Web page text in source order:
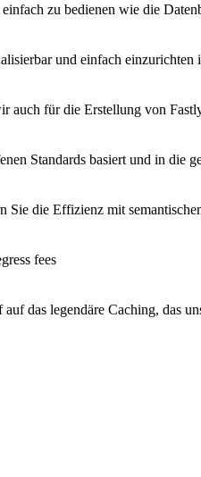
zu bedienen wie die
und einfach einzurichten
auch für die Erstellung von
Standards basiert und in die
Sie die Effizienz mit
fees
das legendäre Caching, das